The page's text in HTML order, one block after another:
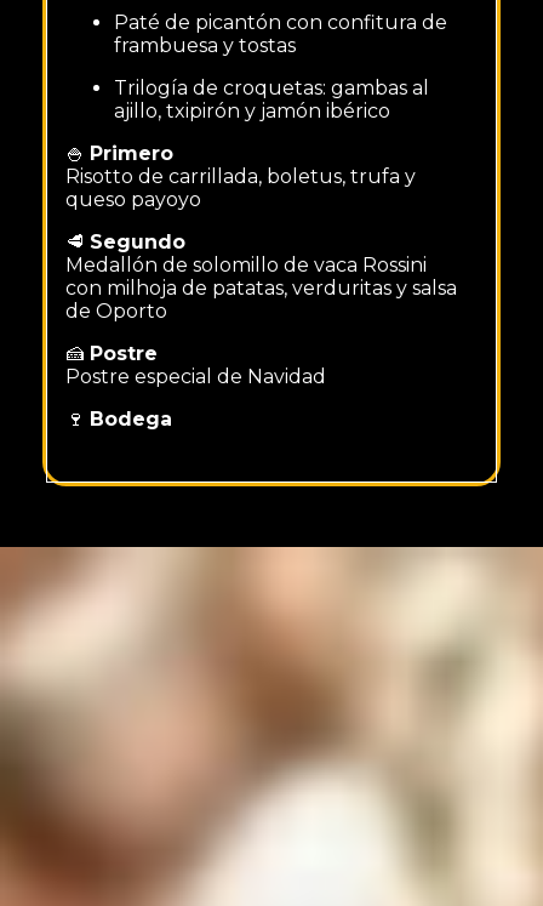
Paté de picantón con confitura de
frambuesa y tostas
Trilogía de croquetas: gambas al
ajillo, txipirón y jamón ibérico
🍚 Primero
Risotto de carrillada, boletus, trufa y
queso payoyo
🥩 Segundo
Medallón de solomillo de vaca Rossini
con milhoja de patatas, verduritas y salsa
de Oporto
🍰 Postre
Postre especial de Navidad
🍷 Bodega